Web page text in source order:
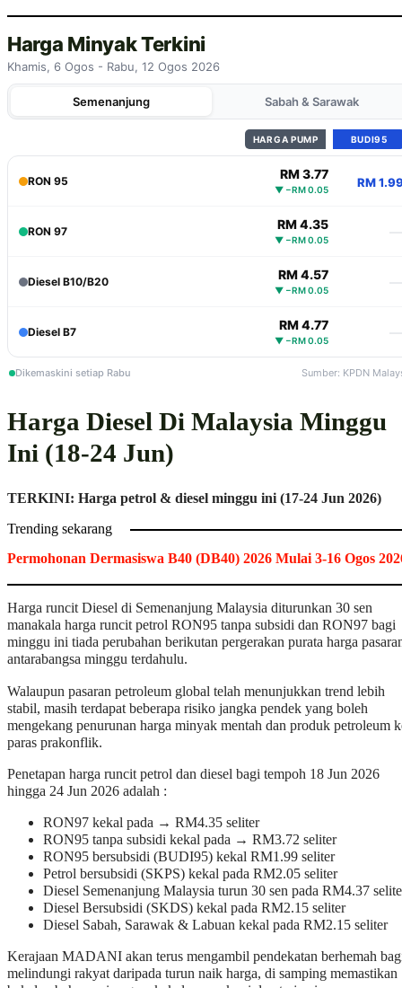
Harga Minyak Terkini
Khamis, 6 Ogos - Rabu, 12 Ogos 2026
Semenanjung Sabah & Sarawak
HARGA PUMP BUDI95
RON 95 RM 3.77
▼ −RM 0.05
RM
RON 97 RM 4.35
▼ −RM 0.05
Diesel B10/B20 RM 4.57
▼ −RM 0.05
Diesel B7 RM 4.77
▼ −RM 0.05
Dikemaskini setiap Rabu Sumber: KPDN
Harga Diesel Di Malaysia Minggu
Ini (18-24 Jun)
TERKINI: Harga petrol & diesel minggu ini (17-24 Jun 2026)
Trending sekarang
Permohonan Dermasiswa B40 (DB40) 2026 Mulai 3-16 Ogos
Harga runcit Diesel di Semenanjung Malaysia diturunkan 30 sen
manakala harga runcit petrol RON95 tanpa subsidi dan RON97 bagi
minggu ini tiada perubahan berikutan pergerakan purata harga
antarabangsa minggu terdahulu.
Walaupun pasaran petroleum global telah menunjukkan trend lebih
stabil, masih terdapat beberapa risiko jangka pendek yang boleh
mengekang penurunan harga minyak mentah dan produk petroleum
paras prakonflik.
Penetapan harga runcit petrol dan diesel bagi tempoh 18 Jun 2026
hingga 24 Jun 2026 adalah :
RON97 kekal pada → RM4.35 seliter
RON95 tanpa subsidi kekal pada → RM3.72 seliter
RON95 bersubsidi (BUDI95) kekal RM1.99 seliter
Petrol bersubsidi (SKPS) kekal pada RM2.05 seliter
Diesel Semenanjung Malaysia turun 30 sen pada RM4.37
Diesel Bersubsidi (SKDS) kekal pada RM2.15 seliter
Diesel Sabah, Sarawak & Labuan kekal pada RM2.15 seliter
Kerajaan MADANI akan terus mengambil pendekatan berhemah
melindungi rakyat daripada turun naik harga, di samping memastikan